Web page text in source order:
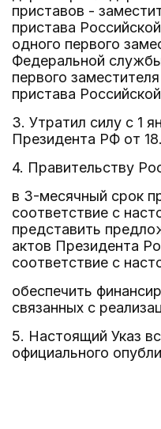
приставов -
пристава
одного первого
Федеральной
первого
пристава
3. Утратил силу с 1
Президента РФ от
4. Правительству
в 3-месячный срок
соответствие с
представить
актов Президента
соответствие с
обеспечить
связанных с
5. Настоящий Указ
официального